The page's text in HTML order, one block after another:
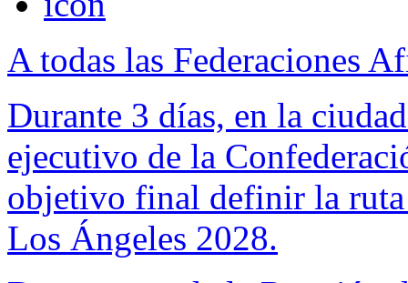
A todas las Federaciones
Durante 3 días, en la
ejecutivo de la
objetivo final definir la ruta
Los Ángeles 2028.